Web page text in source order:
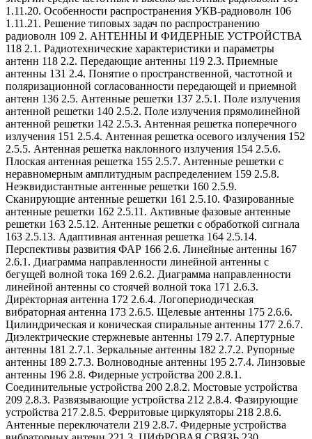
1.11.20. Особенности распространения УКВ-радиоволн 106
1.11.21. Решение типовых задач по распространению
радиоволн 109 2. АНТЕННЫ И ФИДЕРНЫЕ УСТРОЙСТВА
118 2.1. Радиотехнические характеристики и параметры
антенн 118 2.2. Передающие антенны 119 2.3. Приемные
антенны 131 2.4. Понятие о пространственной, частотной и
поляризационной согласованности передающей и приемной
антенн 136 2.5. Антенные решетки 137 2.5.1. Поле излучения
антенной решетки 140 2.5.2. Поле излучения прямолинейной
антенной решетки 142 2.5.3. Антенная решетка поперечного
излучения 151 2.5.4. Антенная решетка осевого излучения 152
2.5.5. Антенная решетка наклонного излучения 154 2.5.6.
Плоская антенная решетка 155 2.5.7. Антенные решетки с
неравномерным амплитудным распределением 159 2.5.8.
Неэквидистантные антенные решетки 160 2.5.9.
Сканирующие антенные решетки 161 2.5.10. Фазированные
антенные решетки 162 2.5.11. Активные фазовые антенные
решетки 163 2.5.12. Антенные решетки с обработкой сигнала
163 2.5.13. Адаптивная антенная решетка 164 2.5.14.
Перспективы развития ФАР 166 2.6. Линейные антенны 167
2.6.1. Диаграмма направленности линейной антенны с
бегущей волной тока 169 2.6.2. Диаграмма направленности
линейной антенны со стоячей волной тока 171 2.6.3.
Директорная антенна 172 2.6.4. Логопериодическая
вибраторная антенна 173 2.6.5. Щелевые антенны 175 2.6.6.
Цилиндрическая и коническая спиральные антенны 177 2.6.7.
Диэлектрические стержневые антенны 179 2.7. Апертурные
антенны 181 2.7.1. Зеркальные антенны 182 2.7.2. Рупорные
антенны 189 2.7.3. Волноводные антенны 195 2.7.4. Линзовые
антенны 196 2.8. Фидерные устройства 200 2.8.1.
Соединительные устройства 200 2.8.2. Мостовые устройства
209 2.8.3. Развязывающие устройства 212 2.8.4. Фазирующие
устройства 217 2.8.5. Ферритовые циркуляторы 218 2.8.6.
Антенные переключатели 219 2.8.7. Фидерные устройства